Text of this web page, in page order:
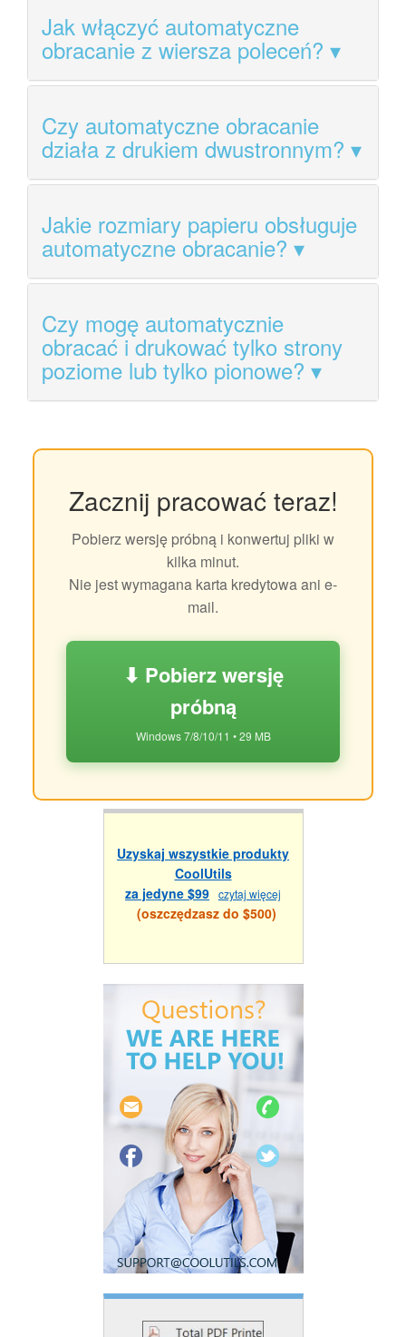
Jak włączyć automatyczne
obracanie z wiersza poleceń?
Czy automatyczne obracanie
działa z drukiem dwustronnym?
Jakie rozmiary papieru obsługuje
automatyczne obracanie?
Czy mogę automatycznie
obracać i drukować tylko strony
poziome lub tylko pionowe?
Zacznij pracować teraz!
Pobierz wersję próbną i konwertuj pliki w
kilka minut.
Nie jest wymagana karta kredytowa ani e-
mail.
⬇ Pobierz wersję
próbną
Windows 7/8/10/11 • 29 MB
Uzyskaj wszystkie produkty
CoolUtils
za jedyne $99 czytaj więcej
(oszczędzasz do $500)